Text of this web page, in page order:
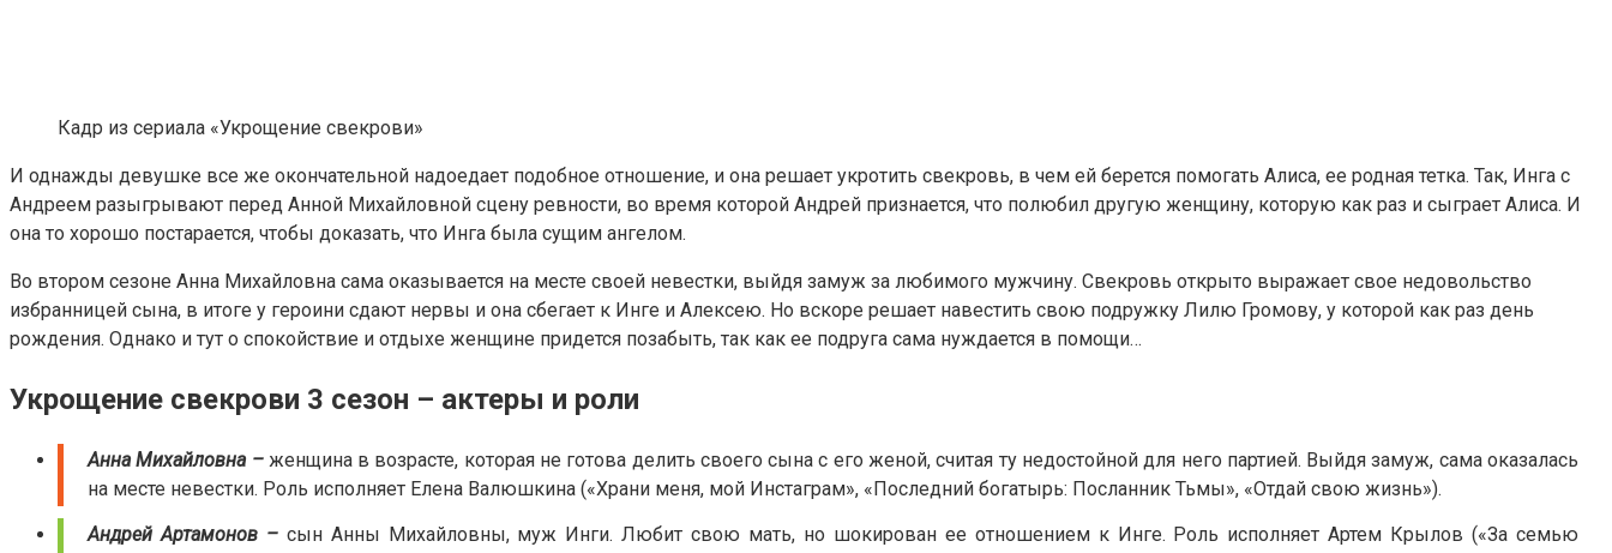
Кадр из сериала «Укрощение свекрови»
И однажды девушке все же окончательной надоедает подобное отношение, и она решает укротить свекровь, в чем ей берется помогать Алиса, ее родная тетка. Так, Инга с
Андреем разыгрывают перед Анной Михайловной сцену ревности, во время которой Андрей признается, что полюбил другую женщину, которую как раз и сыграет Алиса. И
она то хорошо постарается, чтобы доказать, что Инга была сущим ангелом.
Во втором сезоне Анна Михайловна сама оказывается на месте своей невестки, выйдя замуж за любимого мужчину. Свекровь открыто выражает свое недовольство
избранницей сына, в итоге у героини сдают нервы и она сбегает к Инге и Алексею. Но вскоре решает навестить свою подружку Лилю Громову, у которой как раз день
рождения. Однако и тут о спокойствие и отдыхе женщине придется позабыть, так как ее подруга сама нуждается в помощи…
Укрощение свекрови 3 сезон – актеры и роли
Анна Михайловна – женщина в возрасте, которая не готова делить своего сына с его женой, считая ту недостойной для него партией. Выйдя замуж, сама оказалась
на месте невестки. Роль исполняет Елена Валюшкина («Храни меня, мой Инстаграм», «Последний богатырь: Посланник Тьмы», «Отдай свою жизнь»).
Андрей Артамонов –сын Анны Михайловны, муж Инги. Любит свою мать, но шокирован ее отношением к Инге. Роль исполняет Артем Крылов («За семью